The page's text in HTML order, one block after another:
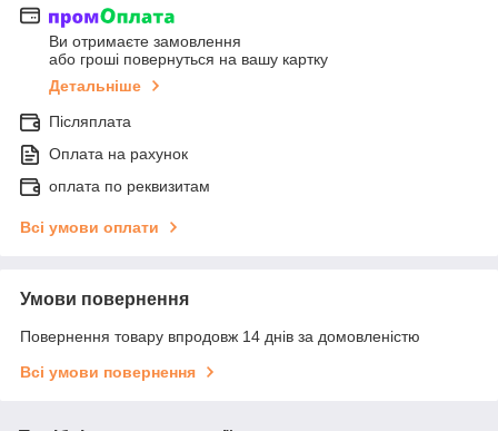
Ви отримаєте замовлення
або гроші повернуться на вашу картку
Детальніше
Післяплата
Оплата на рахунок
оплата по реквизитам
Всі умови оплати
Умови повернення
Повернення товару впродовж 14 днів за домовленістю
Всі умови повернення